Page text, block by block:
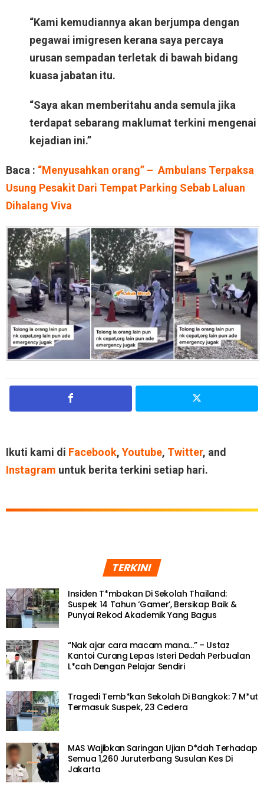
“Kami kemudiannya akan berjumpa dengan
pegawai imigresen kerana saya percaya
urusan sempadan terletak di bawah bidang
kuasa jabatan itu.
“Saya akan memberitahu anda semula jika
terdapat sebarang maklumat terkini mengenai
kejadian ini.”
Baca : “Menyusahkan orang” – Ambulans Terpaksa
Usung Pesakit Dari Tempat Parking Sebab Laluan
Dihalang Viva
Ikuti kami di Facebook, Youtube, Twitter, and
Instagram untuk berita terkini setiap hari.
TERKINI
Insiden T*mbakan Di Sekolah Thailand:
Suspek 14 Tahun ‘Gamer’, Bersikap Baik &
Punyai Rekod Akademik Yang Bagus
“Nak ajar cara macam mana…” – Ustaz
Kantoi Curang Lepas Isteri Dedah Perbualan
L*cah Dengan Pelajar Sendiri
Tragedi Temb*kan Sekolah Di Bangkok: 7 M*ut
Termasuk Suspek, 23 Cedera
MAS Wajibkan Saringan Ujian D*dah Terhadap
Semua 1,260 Juruterbang Susulan Kes Di
Jakarta